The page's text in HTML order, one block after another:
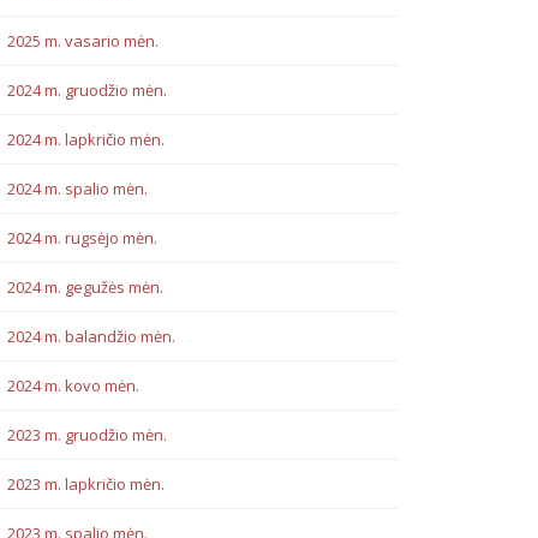
2025 m. vasario mėn.
2024 m. gruodžio mėn.
2024 m. lapkričio mėn.
2024 m. spalio mėn.
2024 m. rugsėjo mėn.
2024 m. gegužės mėn.
2024 m. balandžio mėn.
2024 m. kovo mėn.
2023 m. gruodžio mėn.
2023 m. lapkričio mėn.